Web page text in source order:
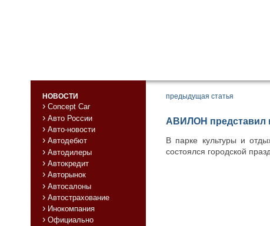
предыдущая статья
АВИЛОН представил
В парке культуры и
состоялся городской
НОВОСТИ
Concept Car
Авто России
Авто-новости
Автодебют
Автодилеры
Автокредит
Авторынок
Автосалоны
Автострахование
Инокомпания
Официально